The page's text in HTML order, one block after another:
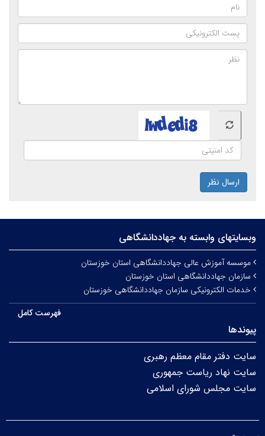
ارسال نظر
وبسایتهای وابسته به جهاددانشگاهی
موسسه آموزش عالی جهاددانشگاهی استان خوزستان
سازمان جهاددانشگاهی استان خوزستان
خدمات الکترونیکی سازمان جهاددانشگاهی خوزستان
فهرست کامل
پیوندها
سایت دفتر مقام معظم رهبری
سایت نهاد ریاست جمهوری
سایت مجلس شورای اسلامی